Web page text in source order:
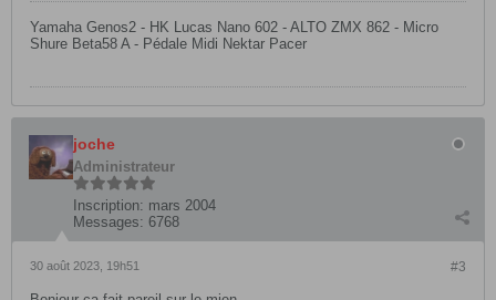
Yamaha Genos2 - HK Lucas Nano 602 - ALTO ZMX 862 - Micro
Shure Beta58 A - Pédale Midi Nektar Pacer
joche
Administrateur
Inscription: mars 2004
Messages: 6768
#3
30 août 2023, 19h51